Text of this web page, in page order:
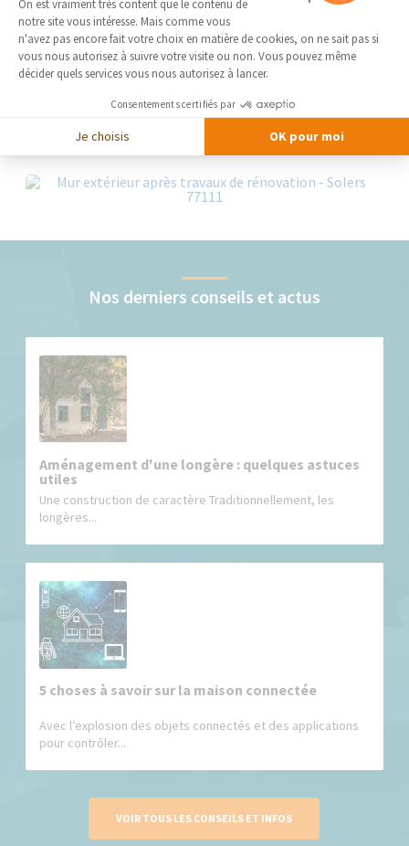
Rénovation de maison
Nos derniers conseils et actus
Aménagement d'une longère : quelques astuces
utiles
Une construction de caractère Traditionnellement, les
longères...
5 choses à savoir sur la maison connectée
Avec l’explosion des objets connectés et des applications
pour contrôler...
VOIR TOUS LES CONSEILS ET INFOS
On est vraiment très content que le contenu de
notre site vous intéresse. Mais comme vous
n'avez pas encore fait votre choix en matière de cookies, on ne sait pas si
vous nous autorisez à suivre votre visite ou non. Vous pouvez même
décider quels services vous nous autorisez à lancer.
Consentements certifiés par
Je choisis OK pour moi
Axeptio consent